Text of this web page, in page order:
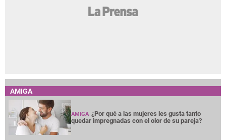
AMIGA
AMIGA ¿Por qué a las mujeres les gusta tanto
quedar impregnadas con el olor de su pareja?